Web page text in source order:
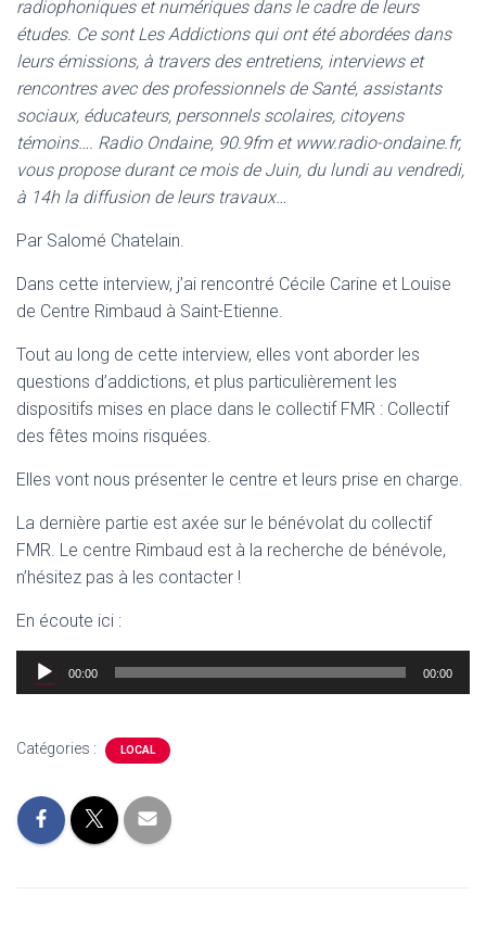
radiophoniques et numériques dans le cadre de leurs
études. Ce sont Les Addictions qui ont été abordées dans
leurs émissions, à travers des entretiens, interviews et
rencontres avec des professionnels de Santé, assistants
sociaux, éducateurs, personnels scolaires, citoyens
témoins…. Radio Ondaine, 90.9fm et www.radio-ondaine.fr,
vous propose durant ce mois de Juin, du lundi au vendredi,
à 14h la diffusion de leurs travaux…
Par Salomé Chatelain.
Dans cette interview, j’ai rencontré Cécile Carine et Louise
de Centre Rimbaud à Saint-Etienne.
Tout au long de cette interview, elles vont aborder les
questions d’addictions, et plus particulièrement les
dispositifs mises en place dans le collectif FMR : Collectif
des fêtes moins risquées.
Elles vont nous présenter le centre et leurs prise en charge.
La dernière partie est axée sur le bénévolat du collectif
FMR. Le centre Rimbaud est à la recherche de bénévole,
n’hésitez pas à les contacter !
En écoute ici :
Lecteur
audio
00:00 00:00
Catégories : LOCAL